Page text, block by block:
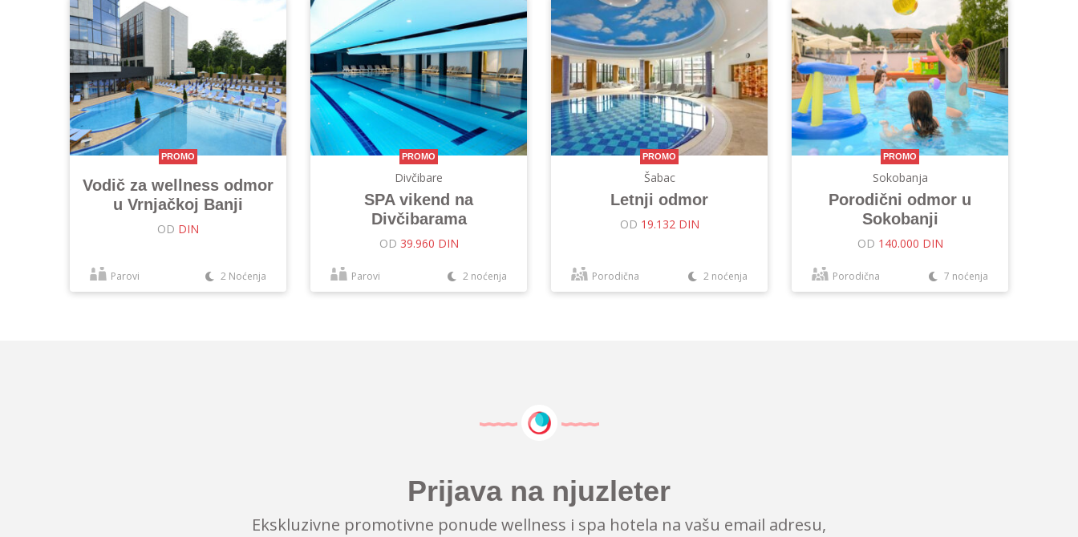
PROMO
Vodič za wellness odmor
u Vrnjačkoj Banji
OD DIN
Parovi 2 Noćenja
PROMO
Divčibare
SPA vikend na
Divčibarama
OD 39.960 DIN
Parovi 2 noćenja
PROMO
Šabac
Letnji odmor
OD 19.132 DIN
Porodična 2 noćenja
PROMO
Sokobanja
Porodični odmor u
Sokobanji
OD 140.000 DIN
Porodična 7 noćenja
Prijava na njuzleter
Ekskluzivne promotivne ponude wellness i spa hotela na vašu email adresu,